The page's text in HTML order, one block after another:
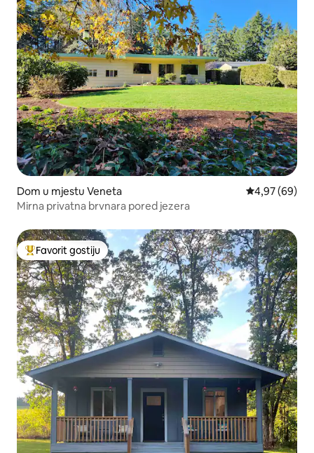
Dom u mjestu Veneta Prosječna
4,97 (69)
Mirna privatna brvnara pored jezera
Glavni favorit gostiju
Favorit gostiju